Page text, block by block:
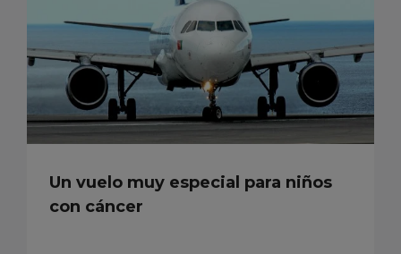
Un vuelo muy especial para niños
con cáncer